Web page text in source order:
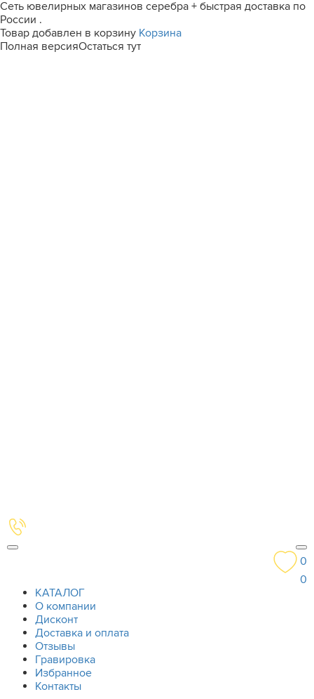
Сеть ювелирных магазинов серебра + быстрая доставка по
России .
Товар добавлен в корзину Корзина
Полная версияОстаться тут
0
0
КАТАЛОГ
О компании
Дисконт
Доставка и оплата
Отзывы
Гравировка
Избранное
Контакты